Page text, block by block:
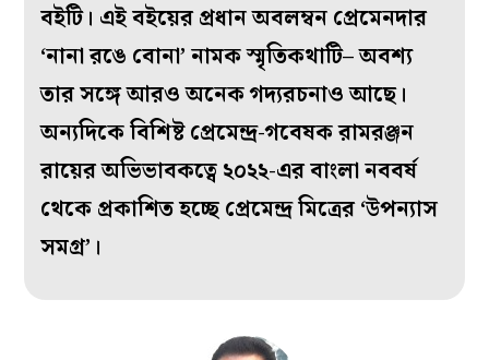
বইটি। এই বইয়ের প্রধান অবলম্বন প্রেমেনদার
‘নানা রঙে বোনা’ নামক স্মৃতিকথাটি– অবশ্য
তার সঙ্গে আরও অনেক গদ্যরচনাও আছে।
অন্যদিকে বিশিষ্ট প্রেমেন্দ্র-গবেষক রামরঞ্জন
রায়ের অভিভাবকত্বে ২০২২-এর বাংলা নববর্ষ
থেকে প্রকাশিত হচ্ছে প্রেমেন্দ্র মিত্রের ‘উপন্যাস
সমগ্র’।